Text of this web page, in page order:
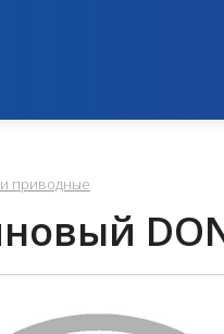
приводные